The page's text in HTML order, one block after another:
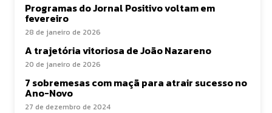
Programas do Jornal Positivo voltam em
fevereiro
28 de janeiro de 2026
A trajetória vitoriosa de João Nazareno
20 de janeiro de 2026
7 sobremesas com maçã para atrair sucesso no
Ano-Novo
27 de dezembro de 2024